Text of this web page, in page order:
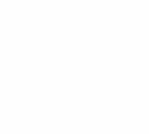
Rose